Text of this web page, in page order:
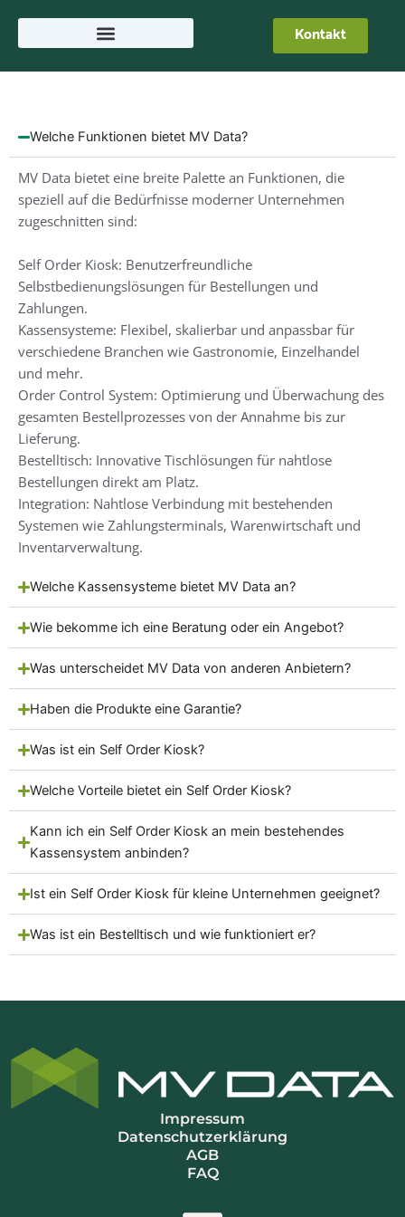
content
Kontakt
Welche Funktionen bietet MV Data?
MV Data bietet eine breite Palette an Funktionen, die
speziell auf die Bedürfnisse moderner Unternehmen
zugeschnitten sind:
Self Order Kiosk: Benutzerfreundliche
Selbstbedienungslösungen für Bestellungen und
Zahlungen.
Kassensysteme: Flexibel, skalierbar und anpassbar für
verschiedene Branchen wie Gastronomie, Einzelhandel
und mehr.
Order Control System: Optimierung und Überwachung des
gesamten Bestellprozesses von der Annahme bis zur
Lieferung.
Bestelltisch: Innovative Tischlösungen für nahtlose
Bestellungen direkt am Platz.
Integration: Nahtlose Verbindung mit bestehenden
Systemen wie Zahlungsterminals, Warenwirtschaft und
Inventarverwaltung.
Welche Kassensysteme bietet MV Data an?
Wie bekomme ich eine Beratung oder ein Angebot?
Was unterscheidet MV Data von anderen Anbietern?
Haben die Produkte eine Garantie?
Was ist ein Self Order Kiosk?
Welche Vorteile bietet ein Self Order Kiosk?
Kann ich ein Self Order Kiosk an mein bestehendes
Kassensystem anbinden?
Ist ein Self Order Kiosk für kleine Unternehmen geeignet?
Was ist ein Bestelltisch und wie funktioniert er?
Impressum
Datenschutzerklärung
AGB
FAQ